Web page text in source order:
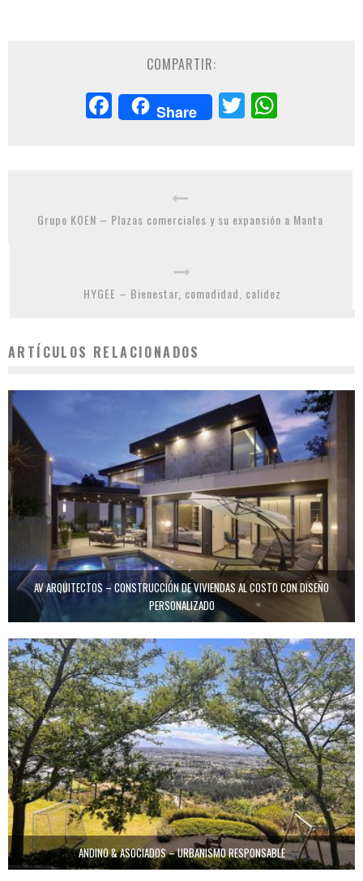
COMPARTIR:
Facebook
Share Twitter
Grupo KOEN – Plazas comerciales y su expansión a Manta
HYGEE – Bienestar, comodidad, calidez
ARTÍCULOS RELACIONADOS
AV ARQUITECTOS – CONSTRUCCIÓN DE VIVIENDAS AL COSTO CON DISEÑO
PERSONALIZADO
ANDINO & ASOCIADOS – URBANISMO RESPONSABLE